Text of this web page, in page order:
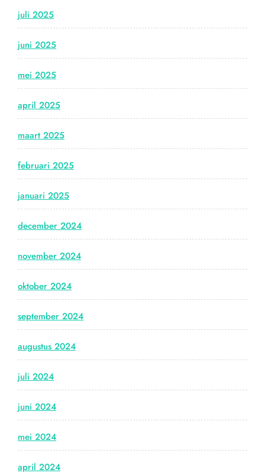
juli 2025
juni 2025
mei 2025
april 2025
maart 2025
februari 2025
januari 2025
december 2024
november 2024
oktober 2024
september 2024
augustus 2024
juli 2024
juni 2024
mei 2024
april 2024